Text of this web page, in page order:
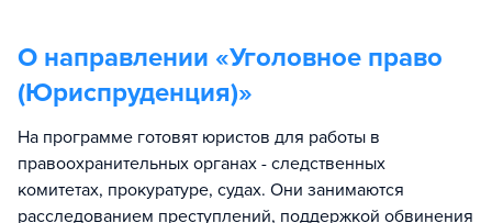
О направлении «Уголовное право
(Юриспруденция)»
На программе готовят юристов для работы в
правоохранительных органах - следственных
комитетах, прокуратуре, судах. Они занимаются
расследованием преступлений, поддержкой обвинения